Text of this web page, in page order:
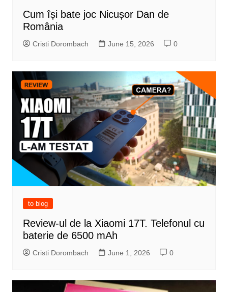
Cum își bate joc Nicușor Dan de
România
Cristi Dorombach June 15, 2026 0
to blog
Review-ul de la Xiaomi 17T. Telefonul cu
baterie de 6500 mAh
Cristi Dorombach June 1, 2026 0